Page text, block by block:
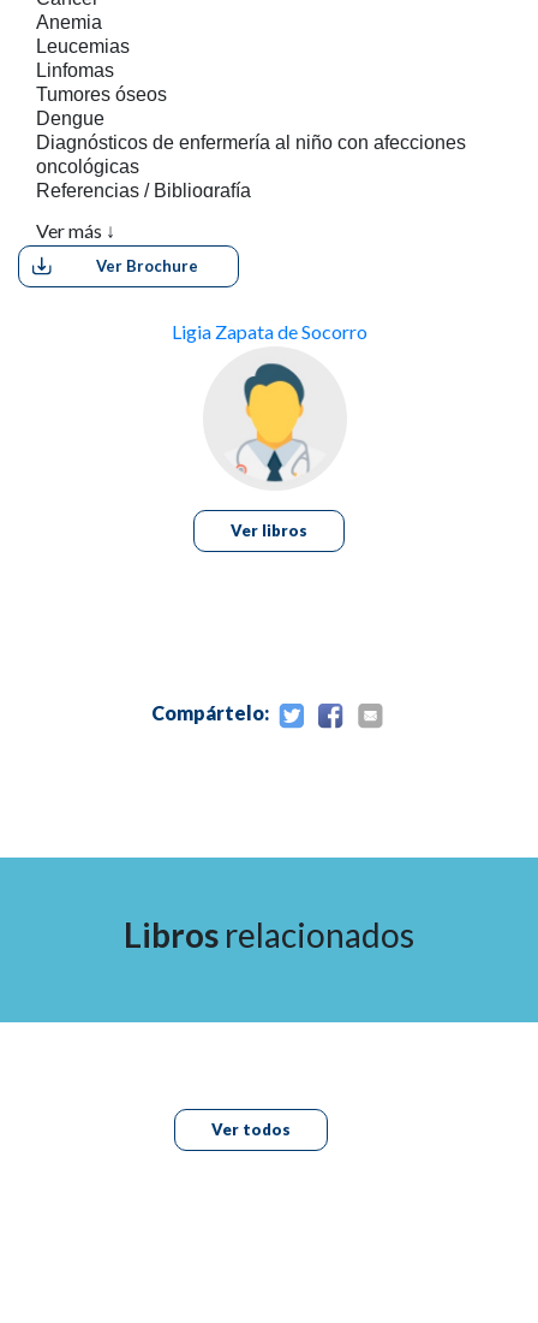
Ver Brochure
Ligia Zapata de Socorro
Ver libros
Compártelo:
Anemia
Leucemias
Linfomas
Tumores óseos
Dengue
Diagnósticos de enfermería al niño con afecciones
oncológicas
Referencias / Bibliografía
Tabla de principales fármacos antineoplásicos usados
en Pediatría
Ver más ↓
Libros relacionados
Ver todos